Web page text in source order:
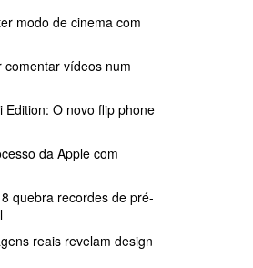
modo de cinema com
vídeos num
Edition: O novo flip phone
da Apple com
quebra recordes de pré-
reais revelam design